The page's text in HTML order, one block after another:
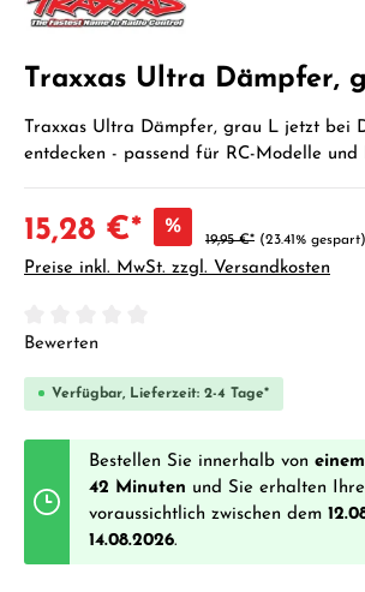
Traxxas Ultra Dämpfer,
Traxxas Ultra Dämpfer, grau L jetzt bei
entdecken - passend für RC-Modelle
15,28 €* %
19,95 €* (23.41% gespart)
Preise inkl. MwSt. zzgl. Versandkosten
Durchschnittliche Bewertung von 0 von 5
Bewerten
Verfügbar, Lieferzeit: 2-4 Tage*
Bestellen Sie innerhalb von
42 Minuten und Sie erhalten
voraussichtlich zwischen dem
14.08.2026.